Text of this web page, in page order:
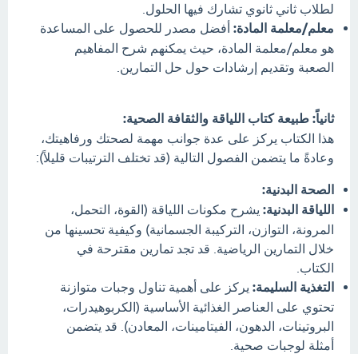
لطلاب ثاني ثانوي تشارك فيها الحلول.
معلم/معلمة المادة: أفضل مصدر للحصول على المساعدة
هو معلم/معلمة المادة، حيث يمكنهم شرح المفاهيم
الصعبة وتقديم إرشادات حول حل التمارين.
ثانياً: طبيعة كتاب اللياقة والثقافة الصحية:
هذا الكتاب يركز على عدة جوانب مهمة لصحتك ورفاهيتك،
وعادةً ما يتضمن الفصول التالية (قد تختلف الترتيبات قليلاً):
الصحة البدنية:
اللياقة البدنية: يشرح مكونات اللياقة (القوة، التحمل،
المرونة، التوازن، التركيبة الجسمانية) وكيفية تحسينها من
خلال التمارين الرياضية. قد تجد تمارين مقترحة في
الكتاب.
التغذية السليمة: يركز على أهمية تناول وجبات متوازنة
تحتوي على العناصر الغذائية الأساسية (الكربوهيدرات،
البروتينات، الدهون، الفيتامينات، المعادن). قد يتضمن
أمثلة لوجبات صحية.